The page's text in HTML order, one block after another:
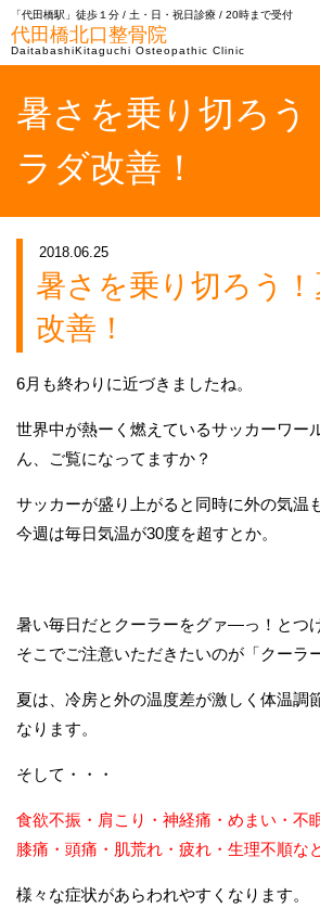
「代田橋駅」徒歩１分 / 土・日・祝日診療 / 20時まで受付
代田橋北口整骨院
DaitabashiKitaguchi Osteopathic Clinic
暑さを乗り切ろう
ラダ改善！
2018.06.25
暑さを乗り切ろう
改善！
6月も終わりに近づきましたね。
世界中が熱ーく燃えているサッカーワー
ん、ご覧になってますか？
サッカーが盛り上がると同時に外の気温
今週は毎日気温が30度を超すとか。
暑い毎日だとクーラーをグァ―っ！とつ
そこでご注意いただきたいのが「クーラ
夏は、冷房と外の温度差が激しく体温調
なります。
そして・・・
食欲不振・肩こり・神経痛・めまい・不
膝痛・頭痛・肌荒れ・疲れ・生理不順な
様々な症状があらわれやすくなります。